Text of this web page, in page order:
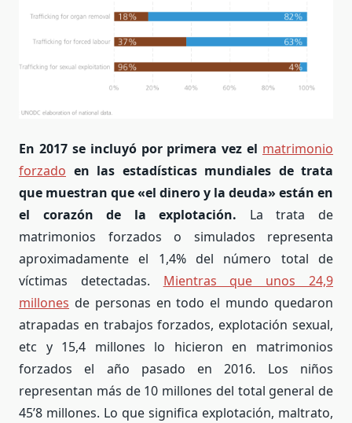
En 2017 se incluyó por primera vez el matrimonio
forzado en las estadísticas mundiales de trata
que muestran que «el dinero y la deuda» están en
el corazón de la explotación. La trata de
matrimonios forzados o simulados representa
aproximadamente el 1,4% del número total de
víctimas detectadas. Mientras que unos 24,9
millones de personas en todo el mundo quedaron
atrapadas en trabajos forzados, explotación sexual,
etc y 15,4 millones lo hicieron en matrimonios
forzados el año pasado en 2016. Los niños
representan más de 10 millones del total general de
45’8 millones. Lo que significa explotación, maltrato,